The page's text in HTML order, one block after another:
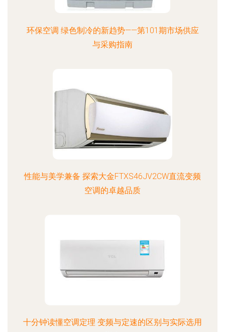
环保空调 绿色制冷的新趋势——第101期市场供应
与采购指南
性能与美学兼备 探索大金FTXS46JV2CW直流变频
空调的卓越品质
十分钟读懂空调定理 变频与定速的区别与实际选用